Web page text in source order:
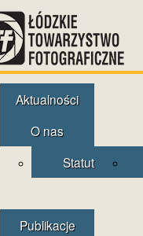
Aktualności
O nas
Statut
Publikacje